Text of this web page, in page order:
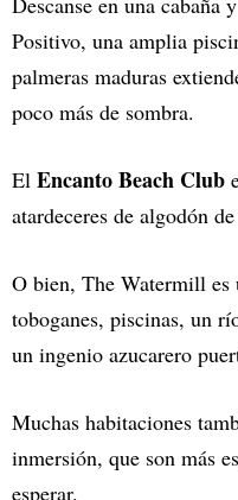
Positivo, una amplia
palmeras maduras
poco más de sombra.
El Encanto Beach Club
atardeceres de algodón
O bien, The Watermill es
toboganes, piscinas, un
un ingenio azucarero
Muchas habitaciones
inmersión, que son más
esperar.